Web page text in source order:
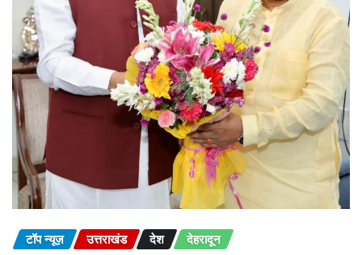
टॉप न्यूज़ उत्तराखंड देश देहरादून